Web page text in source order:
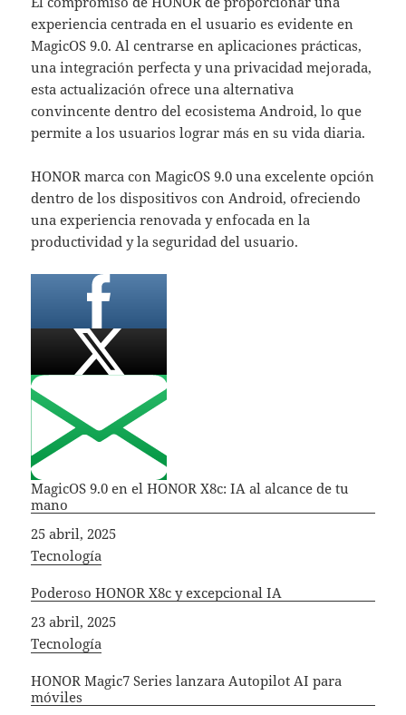
experiencia centrada en el usuario es evidente en
MagicOS 9.0. Al centrarse en aplicaciones prácticas,
una integración perfecta y una privacidad mejorada,
esta actualización ofrece una alternativa
convincente dentro del ecosistema Android, lo que
permite a los usuarios lograr más en su vida diaria.
HONOR marca con MagicOS 9.0 una excelente opción
dentro de los dispositivos con Android, ofreciendo
una experiencia renovada y enfocada en la
productividad y la seguridad del usuario.
MagicOS 9.0 en el HONOR X8c: IA al alcance de tu
mano
Fecha
25 abril, 2025
In relation to
Tecnología
Poderoso HONOR X8c y excepcional IA
Fecha
23 abril, 2025
In relation to
Tecnología
HONOR Magic7 Series lanzara Autopilot AI para
móviles